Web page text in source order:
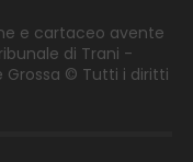
e cartaceo avente
di Trani -
Grossa © Tutti i diritti